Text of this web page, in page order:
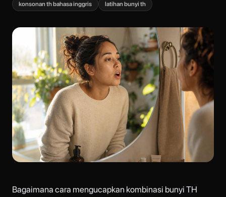
konsonan th bahasa inggris
latihan bunyi th
Bagaimana cara mengucapkan kombinasi bunyi TH